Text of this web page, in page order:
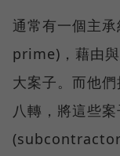
通常有一個主
prime)，藉由
大案子。而他
八轉，將這些
(subcontractor